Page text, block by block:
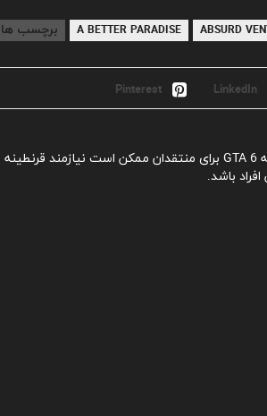
برچسب ها A BETTER PARADISE ABSURD
LinkedIn
Pinterest
دسترسی به GTA 6 برای منتقدان ممکن است نیازمند قرنطینه
باشد.